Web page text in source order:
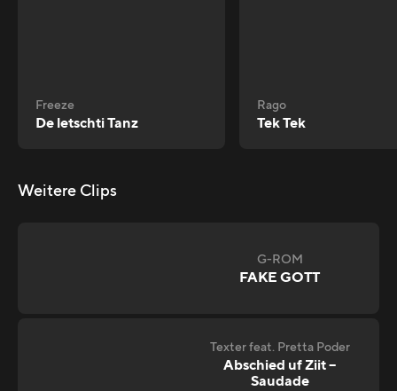
Freeze
De letschti Tanz
Rago
Tek Tek
Weitere Clips
G-ROM
FAKE GOTT
Texter feat. Pretta Poder
Abschied uf Ziit –
Saudade